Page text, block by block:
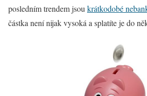
posledním trendem jsou krátkodobé
částka není nijak vysoká a splatíte je do